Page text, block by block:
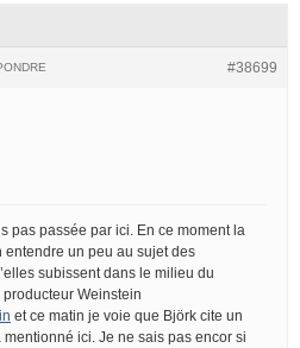
#38699
pas passée par ici. En ce moment la
entendre un peu au sujet des
subissent dans le milieu du
Weinstein
et ce matin je voie que Björk cite un
ici. Je ne sais pas encor si